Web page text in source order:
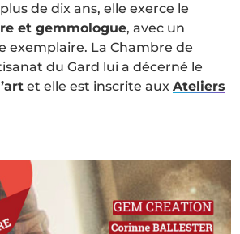
de dix ans, elle exerce le
et gemmologue, avec un
exemplaire. La Chambre de
du Gard lui a décerné le
et elle est inscrite auxAteliers